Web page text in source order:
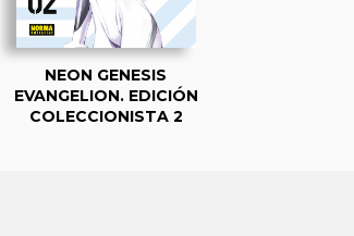
NEON GENESIS
EVANGELION. EDICIÓN
COLECCIONISTA 2